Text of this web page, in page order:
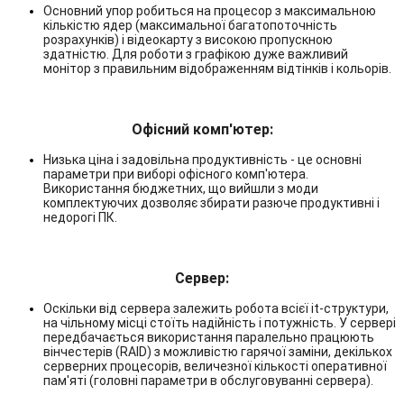
Основний упор робиться на процесор з максимальною
кількістю ядер (максимальної багатопоточність
розрахунків) і відеокарту з високою пропускною
здатністю. Для роботи з графікою дуже важливий
монітор з правильним відображенням відтінків і кольорів.
Офісний комп'ютер:
Низька ціна і задовільна продуктивність - це основні
параметри при виборі офісного комп'ютера.
Використання бюджетних, що вийшли з моди
комплектуючих дозволяє збирати разюче продуктивні і
недорогі ПК.
Сервер:
Оскільки від сервера залежить робота всієї it-структури,
на чільному місці стоїть надійність і потужність. У сервері
передбачається використання паралельно працюють
вінчестерів (RAID) з можливістю гарячої заміни, декількох
серверних процесорів, величезної кількості оперативної
пам'яті (головні параметри в обслуговуванні сервера).